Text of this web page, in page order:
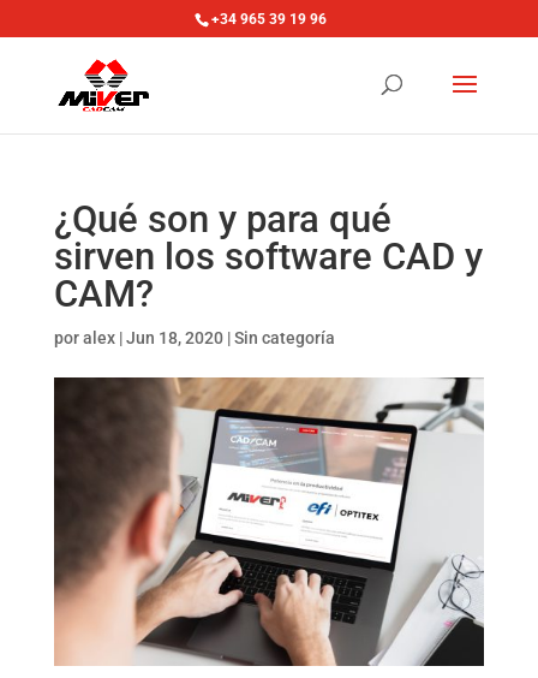
+34 965 39 19 96
¿Qué son y para qué
sirven los software CAD y
CAM?
poralex|Jun 18, 2020|Sin categoría